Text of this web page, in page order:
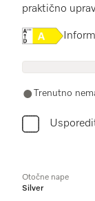
praktično
Online
Trenutno
Otočne nape
Silver